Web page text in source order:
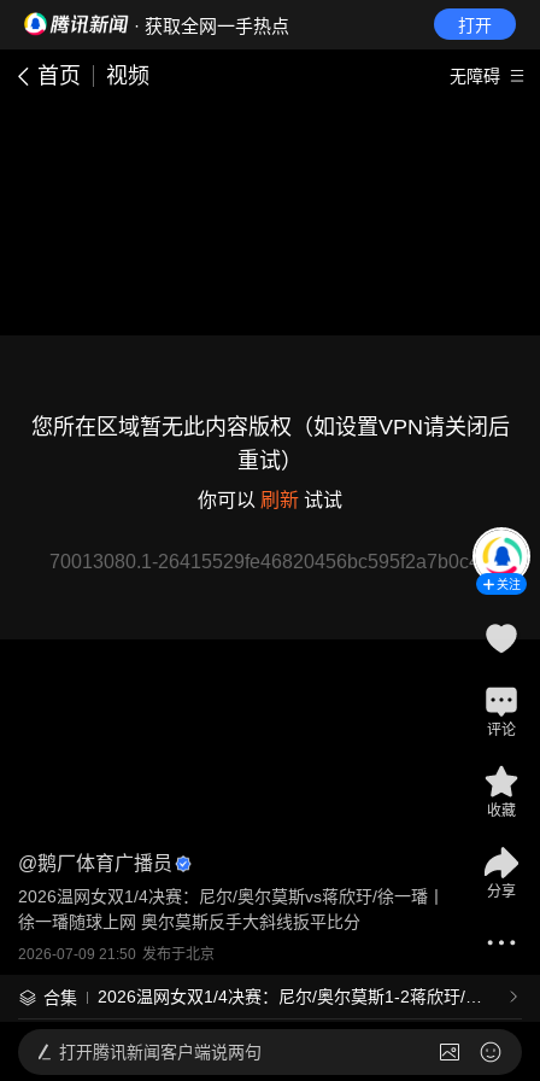
· 获取全网一手热点 打开
首页 视频 无障碍
您所在区域暂无此内容版权（如设置VPN请关闭后
重试）
你可以 刷新 试试
70013080.1-26415529fe46820456bc595f2a7b0c47
@鹅厂体育广播员
2026温网女双1/4决赛：尼尔/奥尔莫斯vs蒋欣玗/徐一璠丨
徐一璠随球上网 奥尔莫斯反手大斜线扳平比分
2026-07-09 21:50 发布于北京
合集
2026温网女双1/4决赛：尼尔/奥尔莫斯1-2蒋欣玗/徐
一璠
关注
评论
收藏
分享
打开腾讯新闻客户端说两句